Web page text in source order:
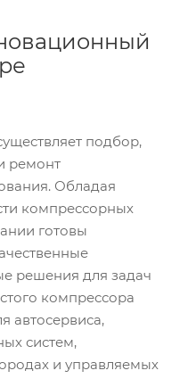
подбор,
ремонт
Обладая
компрессорных
готовы
решения для задач
компрессора
автосервиса,
систем,
и управляемых